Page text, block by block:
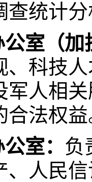
查统计
室（
、科技
军人相
合法权
公室： 负
、人民